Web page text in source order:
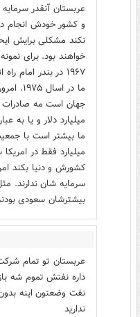
عربستان آنقدر
و کشور خودش انجام
نکند مشکلی برایش
خواهند بود. برای
ما در
میلیارد دلار و یا به
میلیارد فقط در
کشورش و دنیا بکند
سرمایه شان ندارند.
بیشترشان سعودی
عربستان تو تمام
داره نفتش تموم شه
نفت وضعتون اینه
ندارید